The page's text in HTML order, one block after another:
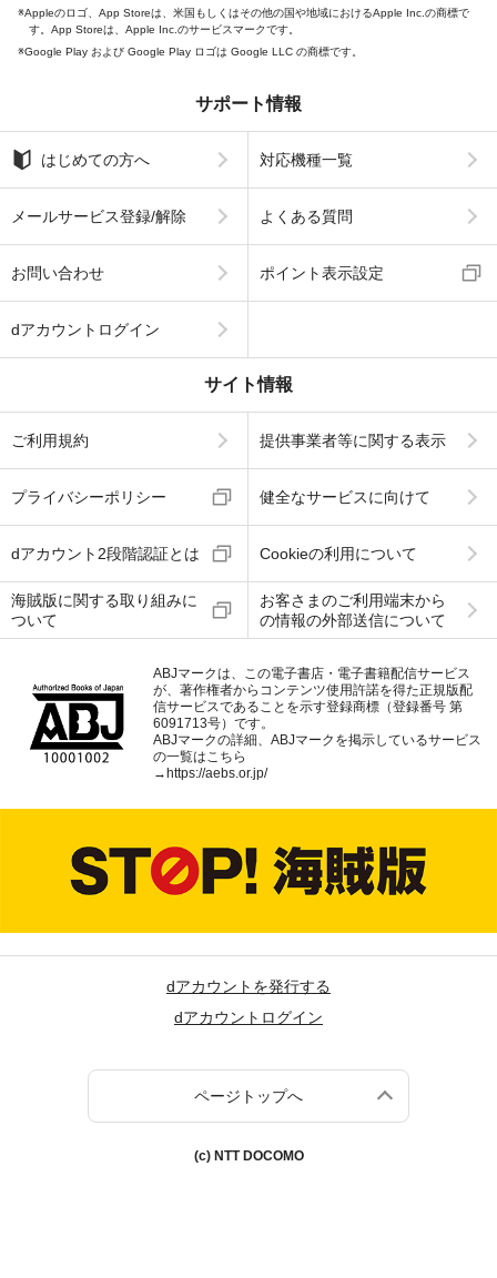
Appleのロゴ、App Storeは、米国もしくはその他の国や地域におけるApple Inc.の商標で
す。App Storeは、Apple Inc.のサービスマークです。
Google Play および Google Play ロゴは Google LLC の商標です。
サポート情報
はじめての方へ 対応機種一覧
メールサービス登録/解除 よくある質問
お問い合わせ ポイント表示設定
dアカウントログイン
サイト情報
ご利用規約 提供事業者等に関する表示
プライバシーポリシー 健全なサービスに向けて
dアカウント2段階認証とは Cookieの利用について
海賊版に関する取り組みに
ついて
お客さまのご利用端末から
の情報の外部送信について
ABJマークは、この電子書店・電子書籍配信サービス
が、著作権者からコンテンツ使用許諾を得た正規版配
信サービスであることを示す登録商標（登録番号 第
6091713号）です。
ABJマークの詳細、ABJマークを掲示しているサービス
の一覧はこちら
→https://aebs.or.jp/
dアカウントを発行する
dアカウントログイン
ページトップへ
(c) NTT DOCOMO